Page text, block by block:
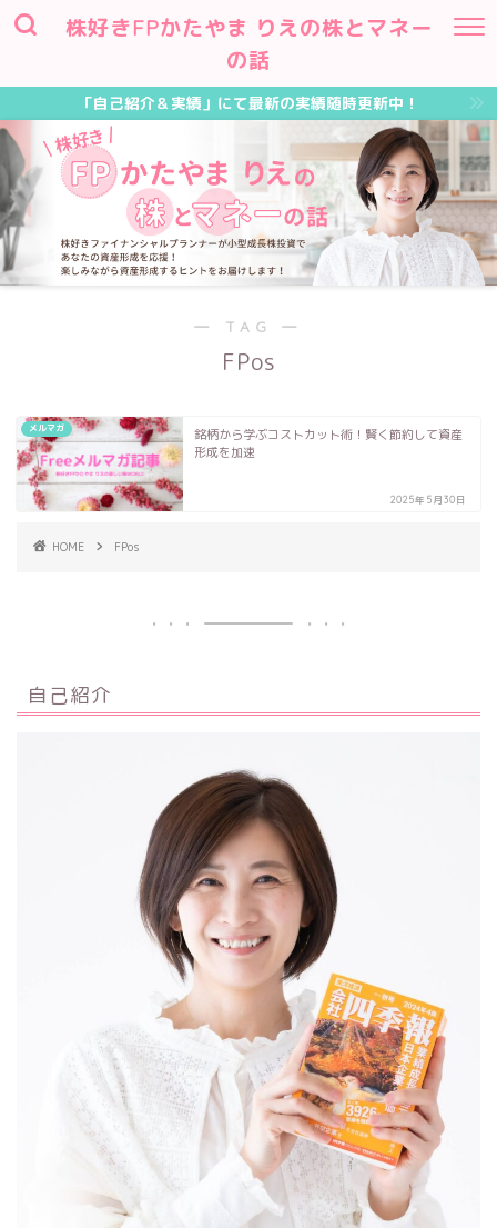
株好きFPかたやま りえの株とマネー
の話
「自己紹介＆実績」にて最新の実績随時更新中！
― TAG ―
FPos
メルマガ
銘柄から学ぶコストカット術！賢く節約して資産
形成を加速
2025年5月30日
HOME FPos
自己紹介